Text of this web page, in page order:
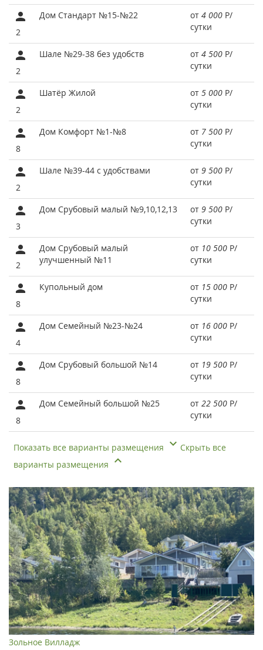
2
Дом Стандарт №15-№22 от 4 000 Р/
сутки
2
Шале №29-38 без удобств от 4 500 Р/
сутки
2
Шатёр Жилой от 5 000 Р/
сутки
8
Дом Комфорт №1-№8 от 7 500 Р/
сутки
2
Шале №39-44 с удобствами от 9 500 Р/
сутки
3
Дом Срубовый малый №9,10,12,13 от 9 500 Р/
сутки
2
Дом Срубовый малый
улучшенный №11
от 10 500 Р/
сутки
8
Купольный дом от 15 000 Р/
сутки
4
Дом Семейный №23-№24 от 16 000 Р/
сутки
8
Дом Срубовый большой №14 от 19 500 Р/
сутки
8
Дом Семейный большой №25 от 22 500 Р/
сутки
Показать все варианты размещения
Скрыть все
варианты размещения
Зольное Вилладж